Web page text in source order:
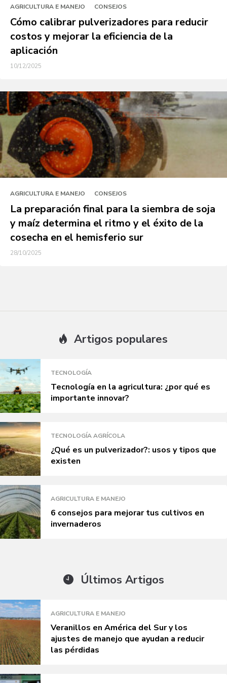
AGRICULTURA E MANEJO CONSEJOS
Cómo calibrar pulverizadores para reducir
costos y mejorar la eficiencia de la
aplicación
10/12/2025
AGRICULTURA E MANEJO CONSEJOS
La preparación final para la siembra de soja
y maíz determina el ritmo y el éxito de la
cosecha en el hemisferio sur
28/10/2025
Artigos populares
TECNOLOGÍA
Tecnología en la agricultura: ¿por qué es
importante innovar?
TECNOLOGÍA AGRÍCOLA
¿Qué es un pulverizador?: usos y tipos que
existen
AGRICULTURA E MANEJO
6 consejos para mejorar tus cultivos en
invernaderos
Últimos Artigos
AGRICULTURA E MANEJO
Veranillos en América del Sur y los
ajustes de manejo que ayudan a reducir
las pérdidas